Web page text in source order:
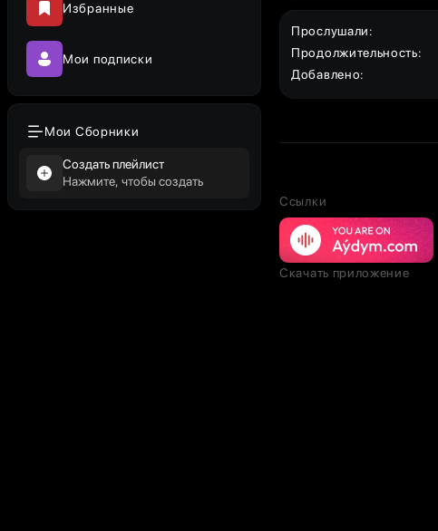
Избранные
Мои подписки
Мои Сборники
Создать плейлист
Нажмите, чтобы создать
Прослушали:
Продолжительность:
Добавлено:
Ссылки
Скачать приложение